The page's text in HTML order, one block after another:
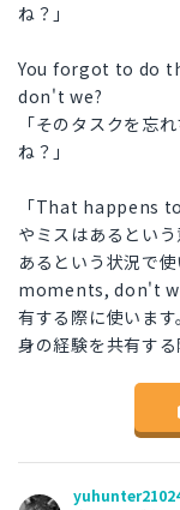
ね？」
You forgot to do
don't we?
「そのタスクを忘
ね？」
「That happens
やミスはあるとい
あるという状況で
moments, don't
有する際に使いま
身の経験を共有する